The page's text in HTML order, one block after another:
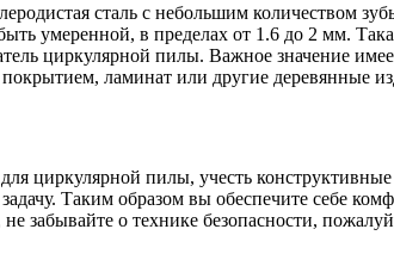
сталь с небольшим количеством
умеренной, в пределах от 1.6 до 2 мм.
циркулярной пилы. Важное значение
покрытием, ламинат или другие деревянные
циркулярной пилы, учесть
Таким образом вы обеспечите себе
забывайте о технике безопасности,